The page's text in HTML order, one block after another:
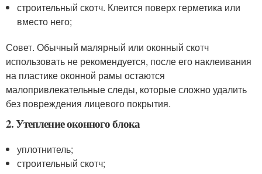
строительный скотч. Клеится поверх герметика или
вместо него;
Совет. Обычный малярный или оконный скотч
использовать не рекомендуется, после его наклеивания
на пластике оконной рамы остаются
малопривлекательные следы, которые сложно удалить
без повреждения лицевого покрытия.
2. Утепление оконного блока
уплотнитель;
строительный скотч;